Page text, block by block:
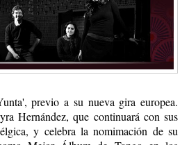
previo a su nueva gira europea.
Hernández, que continuará con sus
y celebra la nomimación de su